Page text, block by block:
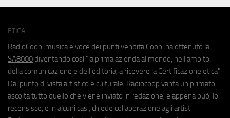
ETICA
RadioCoop, musica e voce dei punti vendita Coop, ha ottenuto la
SA8000 diventando così "la prima azienda al mondo, nell'ambito
della comunicazione e dell'editoria, a ricevere la Certificazione etica".
Dal punto di vista artistico e culturale, Radiocoop vanta un primato:
ascolta tutto quello che viene inviato in redazione, e appena può, lo
recensisce, e in alcuni casi, chiede collaborazione agli artisti.